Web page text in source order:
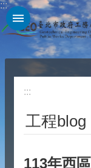
跳到主要內容區塊
:::
:::
工程blog
113年西